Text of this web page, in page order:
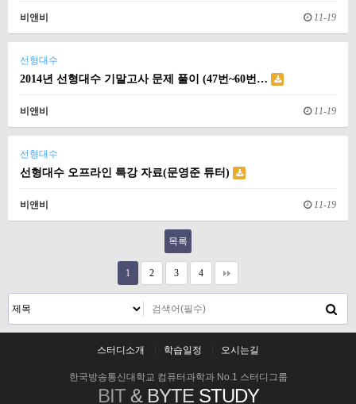
비앤비 11-19
선형대수
2014년 선형대수 기말고사 문제 풀이 (47번~60번…
비앤비 11-19
선형대수
선형대수 오프라인 특강 자료(문영준 튜터)
비앤비 11-19
목록
1 2 3 4
스터디소개 학습일정 오시는길
한국방송통신대학교 컴퓨터과학과 No.1 스터디그룹
BIT & BYTESTUDY